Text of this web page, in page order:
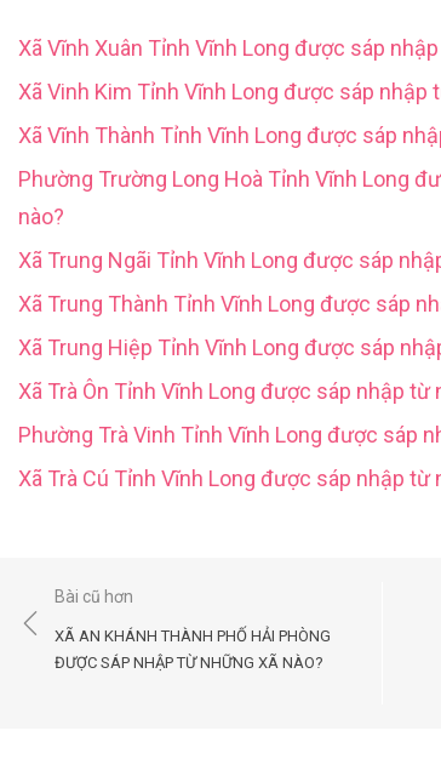
Xã Vĩnh Xuân Tỉnh Vĩnh Long được sáp
Xã Vinh Kim Tỉnh Vĩnh Long được sáp nhập
Xã Vĩnh Thành Tỉnh Vĩnh Long được sáp
Phường Trường Long Hoà Tỉnh Vĩnh Long
nào?
Xã Trung Ngãi Tỉnh Vĩnh Long được sáp
Xã Trung Thành Tỉnh Vĩnh Long được sáp
Xã Trung Hiệp Tỉnh Vĩnh Long được sáp
Xã Trà Ôn Tỉnh Vĩnh Long được sáp nhập từ
Phường Trà Vinh Tỉnh Vĩnh Long được sáp
Xã Trà Cú Tỉnh Vĩnh Long được sáp nhập từ
Điều
hướng
Bài cũ hơn
XÃ AN KHÁNH THÀNH PHỐ HẢI PHÒNG
ĐƯỢC SÁP NHẬP TỪ NHỮNG XÃ NÀO?